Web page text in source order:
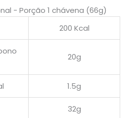
- Porção 1 chávena (66g)
200 Kcal
20g
1.5g
32g